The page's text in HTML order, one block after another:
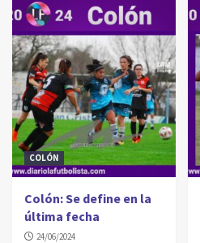
COLÓN
Colón: Se define en la
última fecha
24/06/2024